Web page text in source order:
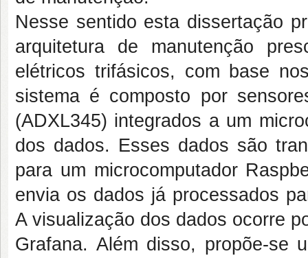
Nesse sentido esta dissertação
arquitetura de manutenção
elétricos trifásicos, com base
sistema é composto por
(ADXL345) integrados a um
dos dados. Esses dados são
para um microcomputador
envia os dados já processados
A visualização dos dados ocorre
Grafana. Além disso, propõe-se